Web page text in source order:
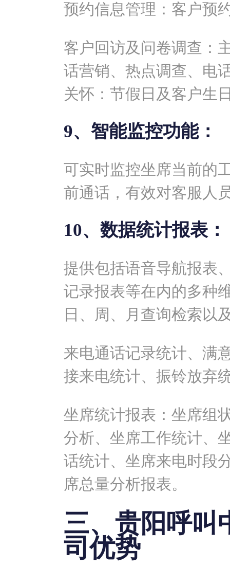
预约信息管理：客户预
客户回访及问卷调查：
话营销、热点调查、电
关怀：节假日及客户生
9、智能监控功能：
可实时监控坐席当前的
前通话，有效对客服人
10、数据统计报表：
提供包括语音导航报表
记录报表等在内的多种
日、周、月查询检索以
来电通话记录统计、满
接来电统计、振铃放弃
坐席统计报表：坐席组
分析、坐席工作统计、
话统计、坐席来电时段
席总量分析报表。
三、贵阳呼叫
司优势